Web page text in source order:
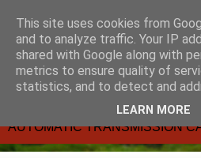
CARMATIC-®-
automatic cars.
Dal 2002- email.-
AUTOMATIC TRANSMISSION
This site uses cookies from
and to analyze traffic. Your IP
shared with Google along with
metrics to ensure quality of
statistics, and to detect and
LEARN MORE